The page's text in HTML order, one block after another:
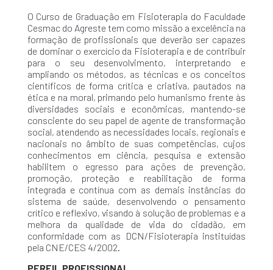
O Curso de Graduação em Fisioterapia do Faculdade
Cesmac do Agreste tem como missão a excelência na
formação de profissionais que deverão ser capazes
de dominar o exercício da Fisioterapia e de contribuir
para o seu desenvolvimento, interpretando e
ampliando os métodos, as técnicas e os conceitos
científicos de forma crítica e criativa, pautados na
ética e na moral, primando pelo humanismo frente às
diversidades sociais e econômicas, mantendo-se
consciente do seu papel de agente de transformação
social, atendendo as necessidades locais, regionais e
nacionais no âmbito de suas competências, cujos
conhecimentos em ciência, pesquisa e extensão
habilitem o egresso para ações de prevenção,
promoção, proteção e reabilitação de forma
integrada e contínua com as demais instâncias do
sistema de saúde, desenvolvendo o pensamento
crítico e reflexivo, visando à solução de problemas e a
melhora da qualidade de vida do cidadão, em
conformidade com as DCN/Fisioterapia instituídas
pela CNE/CES 4/2002.